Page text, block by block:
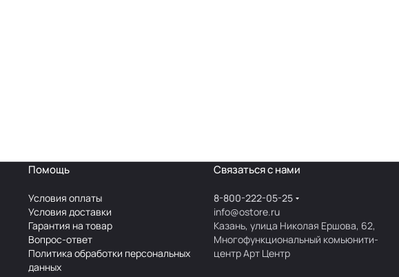
Помощь
Условия оплаты
Условия доставки
Гарантия на товар
Вопрос-ответ
Политика обработки персональных
данных
Связаться с нами
8-800-222-05-25
info@ostore.ru
Казань, улица Николая Ершова, 62,
Многофункциональный комьюнити-
центр Арт Центр